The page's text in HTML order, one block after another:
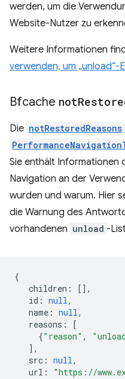
werden, um die
Website-Nutzer zu
Weitere Informationen
verwenden, um „unload“-
Bfcache not
Die notRestoredReasons
Sie enthält Informationen
Navigation an der
wurden und warum. Hier
die Warnung des
vorhandenen unload -
{
children :
[],
id : null,
name : null,
reasons :
[
{"reason" ,
],
src : null,
url :
"https://